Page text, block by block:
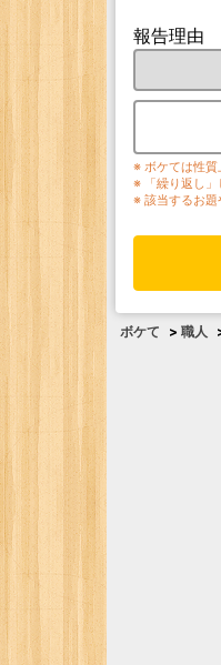
報告理由
※ ボケては性質
※ 「繰り返し」
※ 該当するお題
ボケて > 職人